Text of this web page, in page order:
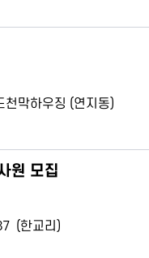
막하우징 (연지동)
원 모집
(한교리)